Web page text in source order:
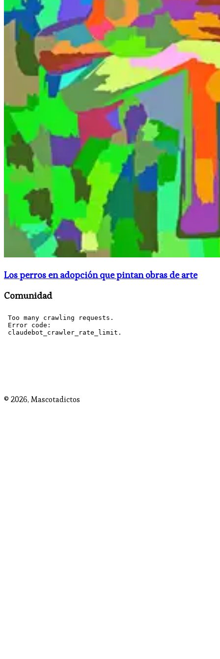
Los perros en adopción que pintan obras de arte
Comunidad
© 2026, Mascotadictos